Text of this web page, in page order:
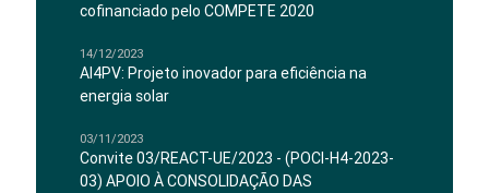
cofinanciado pelo COMPETE 2020
14/12/2023
AI4PV: Projeto inovador para eficiência na
energia solar
03/11/2023
Convite 03/REACT-UE/2023 - (POCI-H4-2023-
03) APOIO À CONSOLIDAÇÃO DAS